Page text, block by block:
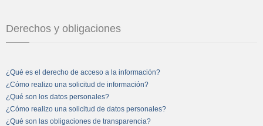
Derechos y obligaciones
¿Qué es el derecho de acceso a la información?
¿Cómo realizo una solicitud de información?
¿Qué son los datos personales?
¿Cómo realizo una solicitud de datos personales?
¿Qué son las obligaciones de transparencia?